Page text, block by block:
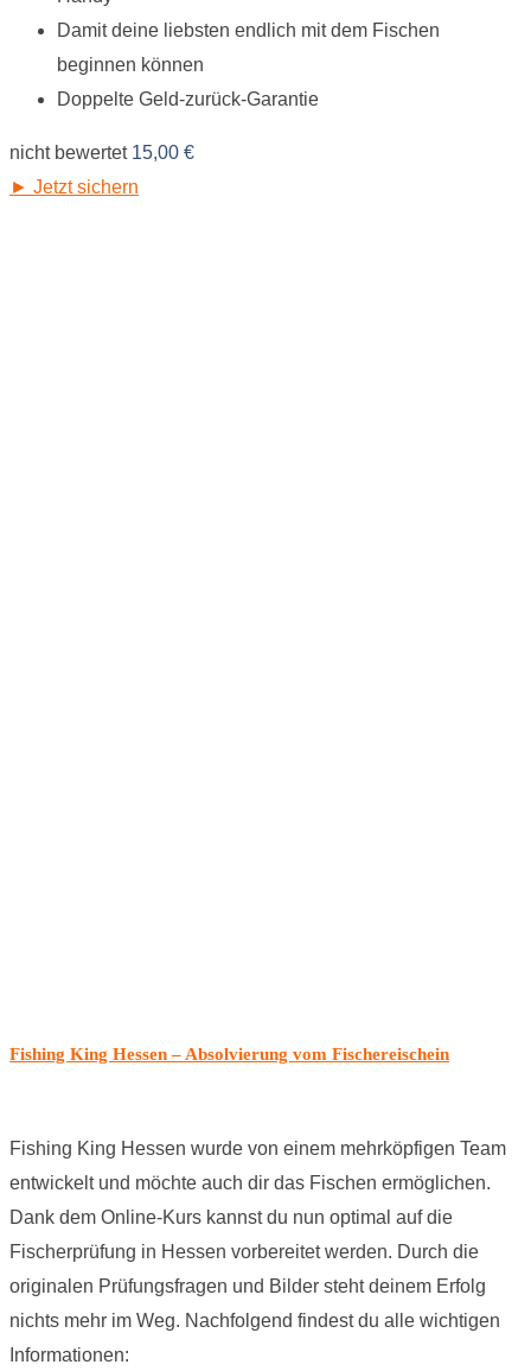
Damit deine liebsten endlich mit dem Fischen
beginnen können
Doppelte Geld-zurück-Garantie
nicht bewertet 15,00 €
► Jetzt sichern
Fishing King Hessen – Absolvierung vom Fischereischein
Fishing King Hessen wurde von einem mehrköpfigen Team
entwickelt und möchte auch dir das Fischen ermöglichen.
Dank dem Online-Kurs kannst du nun optimal auf die
Fischerprüfung in Hessen vorbereitet werden. Durch die
originalen Prüfungsfragen und Bilder steht deinem Erfolg
nichts mehr im Weg. Nachfolgend findest du alle wichtigen
Informationen: